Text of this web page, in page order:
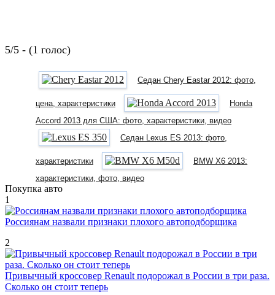
5/5 - (1 голос)
Седан Chery Eastar 2012: фото,
цена, характеристики
Honda
Accord 2013 для США: фото, характеристики, видео
Седан Lexus ES 2013: фото,
характеристики
BMW X6 2013:
характеристики, фото, видео
Покупка авто
1
Россиянам назвали признаки плохого автоподборщика
2
Привычный кроссовер Renault подорожал в России в три раза.
Сколько он стоит теперь